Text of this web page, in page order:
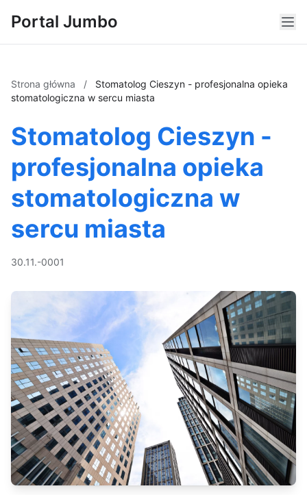
Portal Jumbo
Strona główna /
Stomatolog Cieszyn - profesjonalna opieka
stomatologiczna w sercu miasta
Stomatolog Cieszyn -
profesjonalna opieka
stomatologiczna w
sercu miasta
30.11.-0001